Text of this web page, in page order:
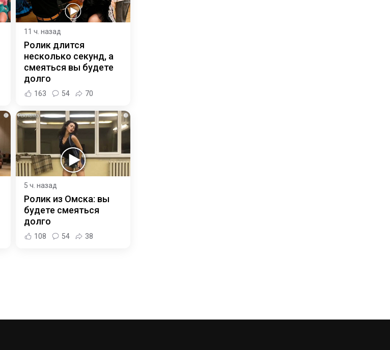
11 ч. назад
Ролик длится
несколько секунд, а
смеяться вы будете
долго
163 54 70
i i
5 ч. назад
Ролик из Омска: вы
будете смеяться
долго
108 54 38